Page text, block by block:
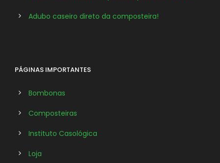
Adubo caseiro direto da composteira!
PÁGINAS IMPORTANTES
Bombonas
Composteiras
Instituto Casológica
Loja